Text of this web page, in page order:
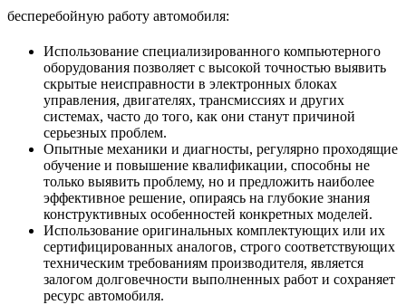
бесперебойную работу автомобиля:
Использование специализированного компьютерного
оборудования позволяет с высокой точностью выявить
скрытые неисправности в электронных блоках
управления, двигателях, трансмиссиях и других
системах, часто до того, как они станут причиной
серьезных проблем.
Опытные механики и диагносты, регулярно проходящие
обучение и повышение квалификации, способны не
только выявить проблему, но и предложить наиболее
эффективное решение, опираясь на глубокие знания
конструктивных особенностей конкретных моделей.
Использование оригинальных комплектующих или их
сертифицированных аналогов, строго соответствующих
техническим требованиям производителя, является
залогом долговечности выполненных работ и сохраняет
ресурс автомобиля.